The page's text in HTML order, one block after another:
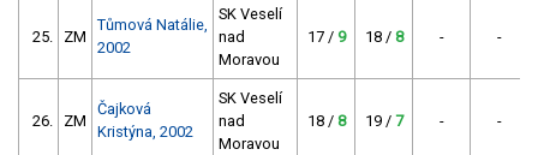
25. ZM
Tůmová Natálie,
2002
SK Veselí
nad
Moravou
17 / 9 18 / 8 - -
26. ZM
Čajková
Kristýna, 2002
SK Veselí
nad
Moravou
18 / 8 19 / 7 - -